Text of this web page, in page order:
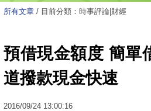
所有文章 / 目前分類：時事評論|財經
預借現金額度 簡單
道撥款現金快速
2016/09/24 13:00:16